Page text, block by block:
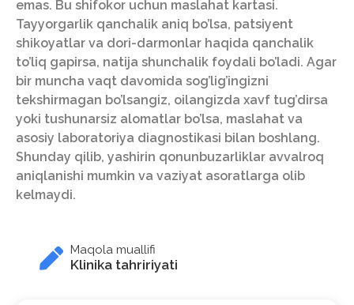
emas. Bu shifokor uchun maslahat kartasi.
Tayyorgarlik qanchalik aniq bo’lsa, patsiyent
shikoyatlar va dori-darmonlar haqida qanchalik
to’liq gapirsa, natija shunchalik foydali bo’ladi. Agar
bir muncha vaqt davomida sog’lig’ingizni
tekshirmagan bo’lsangiz, oilangizda xavf tug’dirsa
yoki tushunarsiz alomatlar bo’lsa, maslahat va
asosiy laboratoriya diagnostikasi bilan boshlang.
Shunday qilib, yashirin qonunbuzarliklar avvalroq
aniqlanishi mumkin va vaziyat asoratlarga olib
kelmaydi.
Maqola muallifi
Klinika tahririyati